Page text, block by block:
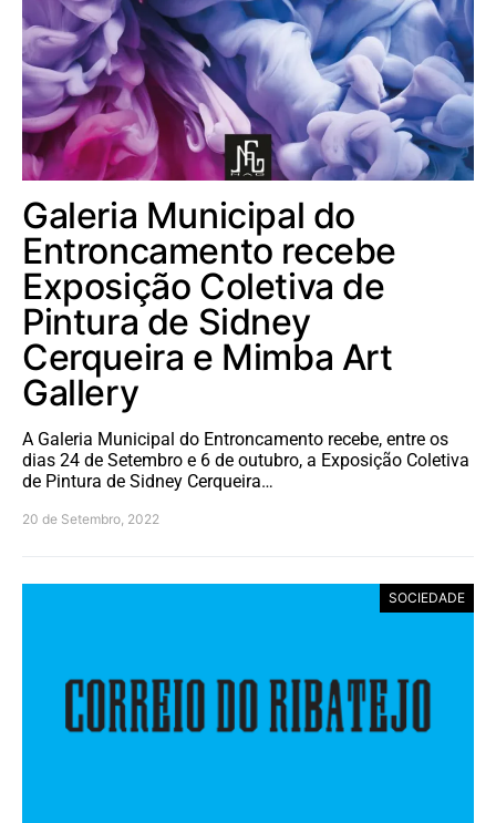
Galeria Municipal do
Entroncamento recebe
Exposição Coletiva de
Pintura de Sidney
Cerqueira e Mimba Art
Gallery
A Galeria Municipal do Entroncamento recebe, entre os
dias 24 de Setembro e 6 de outubro, a Exposição Coletiva
de Pintura de Sidney Cerqueira…
20 de Setembro, 2022
SOCIEDADE